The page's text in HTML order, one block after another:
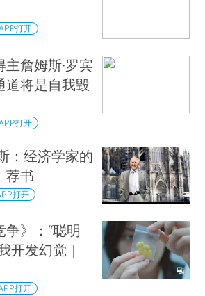
打开
詹姆斯·罗宾
道将是自我毁
打开
：经济学家的
荐书
打开
》：“聪明
开发幻觉｜
打开